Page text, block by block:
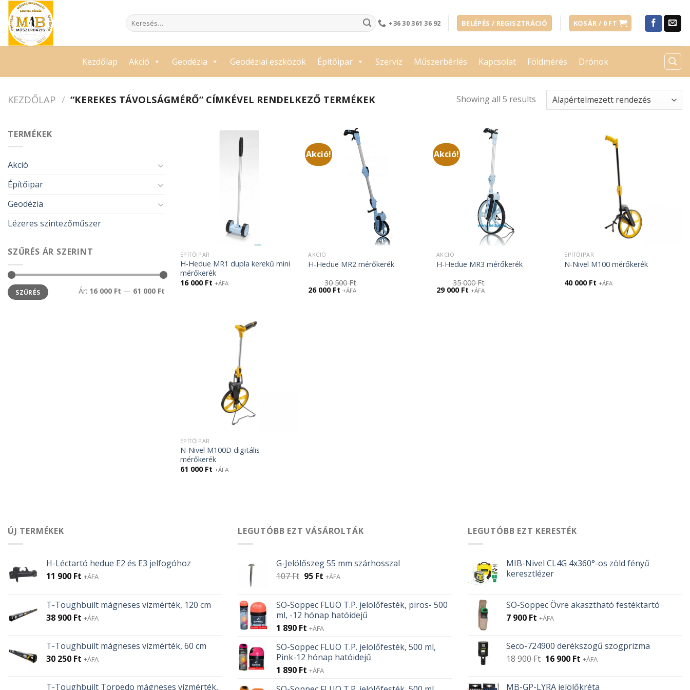
Skip
content
Keresés
a
+36 30 361 36 92 BELÉPÉS / REGISZTRÁCIÓ KOSÁR / 0 FT
Kezdőlap Akció Geodézia Geodéziai eszközök Építőipar Szerviz Műszerbérlés Kapcsolat Földmérés Drónok
KEZDŐLAP / “KEREKES TÁVOLSÁGMÉRŐ” CÍMKÉVEL RENDELKEZŐ TERMÉKEK Showing all 5 results
TERMÉKEK
Akció
Építőipar
Geodézia
Lézeres szintezőműszer
SZŰRÉS ÁR SZERINT
Min
ár
Max
ár SZŰRÉS Ár: 16 000 Ft — 61 000 Ft
ÉPÍTŐIPAR
H-Hedue MR1 dupla kerekű mini
mérőkerék
16 000 Ft +ÁFA
Akció!
AKCIÓ
H-Hedue MR2 mérőkerék
30 500Ft
Original
26 000 Ft Current
+ÁFA
Akció!
AKCIÓ
H-Hedue MR3 mérőkerék
35 000Ft
Original
29 000 FtCurrent
+ÁFA
ÉPÍTŐIPAR
N-Nivel M100 mérőkerék
40 000 Ft +ÁFA
ÉPÍTŐIPAR
N-Nivel M100D digitális
mérőkerék
61 000 Ft +ÁFA
ÚJ TERMÉKEK
H-Léctartó hedue E2 és E3 jelfogóhoz
11 900 Ft +ÁFA
T-Toughbuilt mágneses vízmérték, 120 cm
38 900 Ft +ÁFA
T-Toughbuilt mágneses vízmérték, 60 cm
30 250 Ft +ÁFA
T-Toughbuilt Torpedo mágneses vízmérték,
LEGUTÓBB EZT VÁSÁROLTÁK
G-Jelölőszeg 55 mm szárhosszal
107Ft Original
107 Ft.
95 FtCurrent
95 Ft.
+ÁFA
SO-Soppec FLUO T.P. jelölőfesték, piros- 500
ml, -12 hónap hatóidejű
1 890 Ft +ÁFA
SO-Soppec FLUO T.P. jelölőfesték, 500 ml,
Pink-12 hónap hatóidejű
1 890 Ft +ÁFA
LEGUTÓBB EZT KERESTÉK
MIB-Nivel CL4G 4x360°-os zöld fényű
keresztlézer
SO-Soppec Övre akasztható festéktartó
7 900 Ft +ÁFA
Seco-724900 derékszögű szögprizma
18 900Ft Original
16 900 FtCurrent
+ÁFA
MB-GP-LYRA jelölőkréta